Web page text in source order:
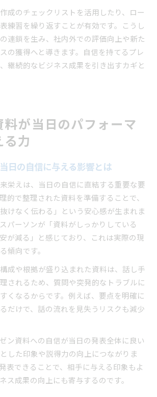
成のチェックリストを活用したり、ロー
練習を繰り返すことが有効です。こうし
連鎖を生み、社内外での評価向上や新た
の獲得へと導きます。自信を持てるプレ
継続的なビジネス成果を引き出すカギと
料が当日のパフォーマ
る力
日の自信に与える影響とは
栄えは、当日の自信に直結する重要な要
的で整理された資料を準備することで、
抜けなく伝わる」という安心感が生まれま
パーソンが「資料がしっかりしている
が減る」と感じており、これは実際の現
傾向です。
成や根拠が盛り込まれた資料は、話し手
されるため、質問や突発的なトラブルに
くなるからです。例えば、要点を明確に
だけで、話の流れを見失うリスクも減少
ン資料への自信が当日の発表全体に良い
した印象や説得力の向上につながりま
表できることで、相手に与える印象もよ
ス成果の向上にも寄与するのです。